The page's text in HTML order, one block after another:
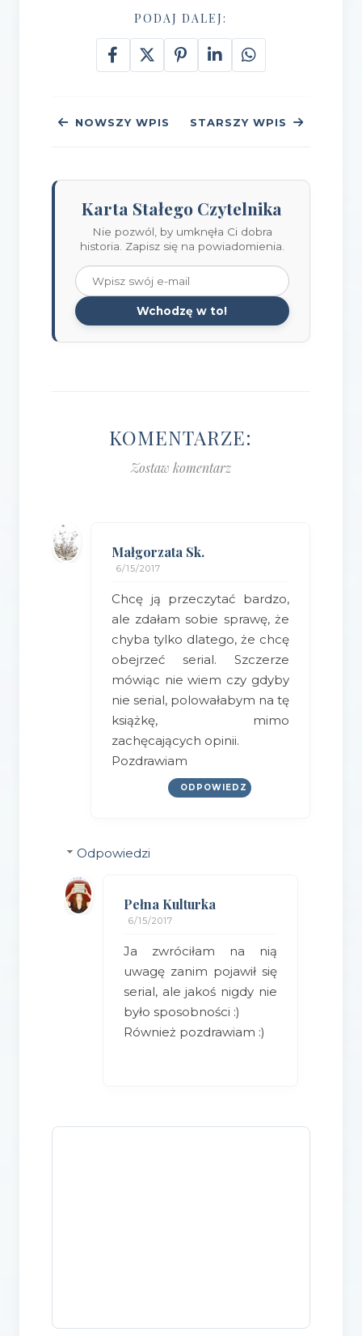
PODAJ DALEJ:
NOWSZY WPIS STARSZY WPIS
Karta Stałego Czytelnika
Nie pozwól, by umknęła Ci dobra
historia. Zapisz się na powiadomienia.
Wchodzę w to!
KOMENTARZE:
Zostaw komentarz
Małgorzata Sk.
6/15/2017
Chcę ją przeczytać bardzo,
ale zdałam sobie sprawę, że
chyba tylko dlatego, że chcę
obejrzeć serial. Szczerze
mówiąc nie wiem czy gdyby
nie serial, polowałabym na tę
książkę, mimo
zachęcających opinii.
Pozdrawiam
ODPOWIEDZ
Odpowiedzi
Pełna Kulturka
6/15/2017
Ja zwróciłam na nią
uwagę zanim pojawił się
serial, ale jakoś nigdy nie
było sposobności :)
Również pozdrawiam :)